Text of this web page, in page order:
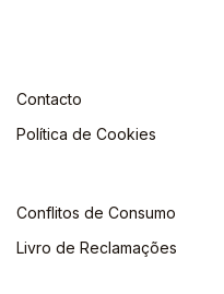
Contacto
Política de Cookies
Conflitos de Consumo
Livro de Reclamações